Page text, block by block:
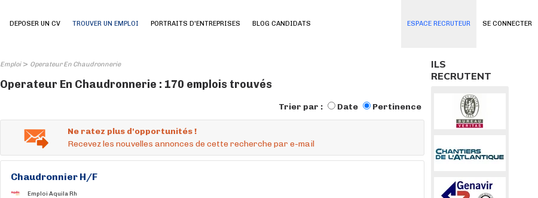
SE CONNECTER
DEPOSER UN CV TROUVER UN EMPLOI PORTRAITS D'ENTREPRISES BLOG CANDIDATS ESPACE RECRUTEUR
Emploi> Operateur En Chaudronnerie
Operateur En Chaudronnerie : 170 emplois trouvés
Trier par : Date Pertinence
Ne ratez plus d'opportunités !
Recevez les nouvelles annonces de cette recherche par e-mail
Chaudronnier H/F
Emploi Aquila Rh
ILS
RECRUTENT